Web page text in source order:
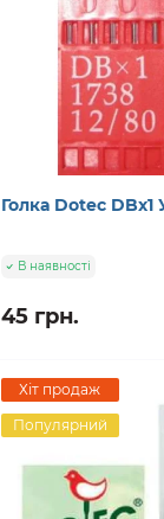
Голка Dotec DBx1
В наявності
45 грн.
Хіт продаж
Популярний